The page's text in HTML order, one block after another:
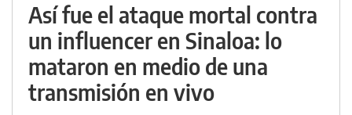
Así fue el ataque mortal contra
un influencer en Sinaloa: lo
mataron en medio de una
transmisión en vivo